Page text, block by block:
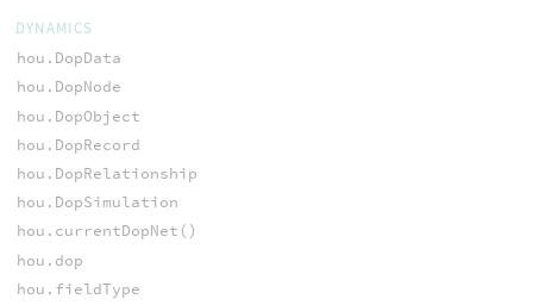
DYNAMICS
hou.DopData
hou.DopNode
hou.DopObject
hou.DopRecord
hou.DopRelationship
hou.DopSimulation
hou.currentDopNet()
hou.dop
hou.fieldType